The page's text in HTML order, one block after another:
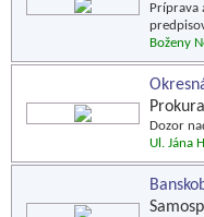
Príprava
Boženy
Dozor
Ul. Jána